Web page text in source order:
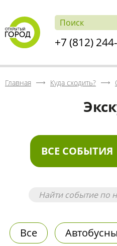
+7 (812)
Главная Куда сходить?
ВСЕ СОБЫТИЯ
Все